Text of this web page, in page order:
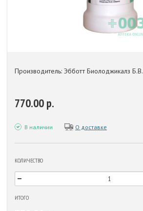
Производитель: Эбботт Биолоджикалз Б.В.
770.00 р.
В наличии О доставке
КОЛИЧЕСТВО
ИТОГО